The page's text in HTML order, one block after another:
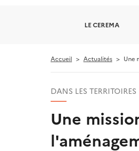
LE CEREMA
Accueil Actualités Une
DANS LES TERRITOIRES
Une